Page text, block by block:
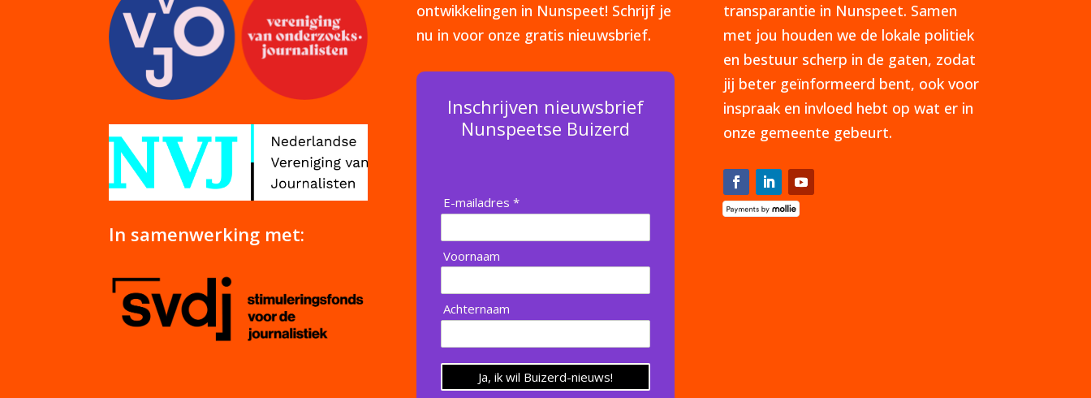
In samenwerking met:
ontwikkelingen in Nunspeet! Schrijf je
nu in voor onze gratis nieuwsbrief.
Inschrijven nieuwsbrief
Nunspeetse Buizerd
E-mailadres *
Voornaam
Achternaam
Ja, ik wil Buizerd-nieuws!
transparantie in Nunspeet. Samen
met jou houden we de lokale politiek
en bestuur scherp in de gaten, zodat
jij beter geïnformeerd bent, ook voor
inspraak en invloed hebt op wat er in
onze gemeente gebeurt.